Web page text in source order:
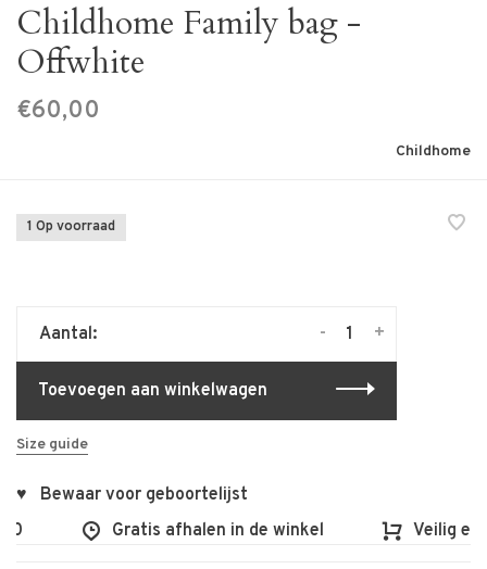
Childhome Family bag -
Offwhite
€60,00
Childhome
1 Op voorraad
Aantal: +
-
Toevoegen aan winkelwagen
Size guide
♥ Bewaar voor geboortelijst
Gratis afhalen in de winkel Veilig en